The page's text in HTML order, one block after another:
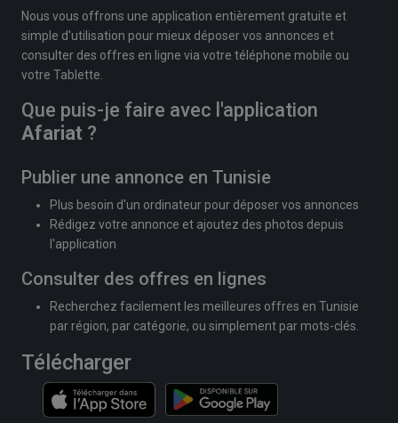
Nous vous offrons une application entièrement gratuite et
simple d'utilisation pour mieux déposer vos annonces et
consulter des offres en ligne via votre téléphone mobile ou
votre Tablette.
Que puis-je faire avec l'application
Afariat ?
Publier une annonce en Tunisie
Plus besoin d'un ordinateur pour déposer vos annonces
Rédigez votre annonce et ajoutez des photos depuis
l'application
Consulter des offres en lignes
Recherchez facilement les meilleures offres en Tunisie
par région, par catégorie, ou simplement par mots-clés.
Télécharger